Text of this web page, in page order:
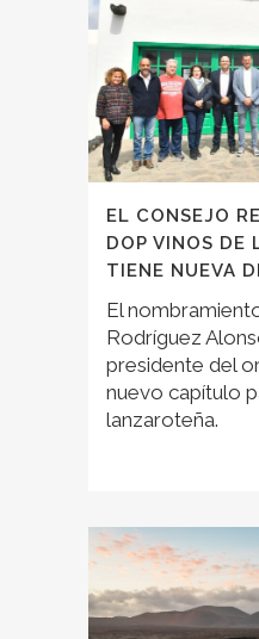
EL CONSEJO
DOP VINOS DE
TIENE NUEVA
El
Rodríguez
presidente del
nuevo capítulo
lanzaroteña.